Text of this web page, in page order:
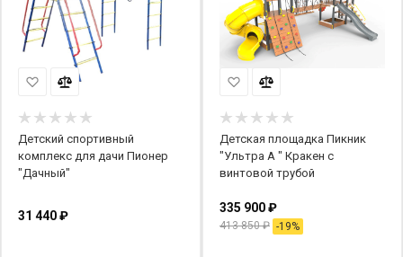
Детский спортивный
комплекс для дачи Пионер
"Дачный"
31 440₽
Детская площадка Пикник
"Ультра А " Кракен с
винтовой трубой
335 900₽
413 850₽ -19%